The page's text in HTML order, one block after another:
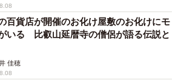
、酒造関係者はみな足を止めるとい
が、現存する銘柄はいくつもない。銘
ところもあるが、博物館に置いてあ
プに載る製造場は33しかない。
百貨店が開催のお化け屋敷のお化けにモ
いる 比叡山延暦寺の僧侶が語る伝説と
佳穂